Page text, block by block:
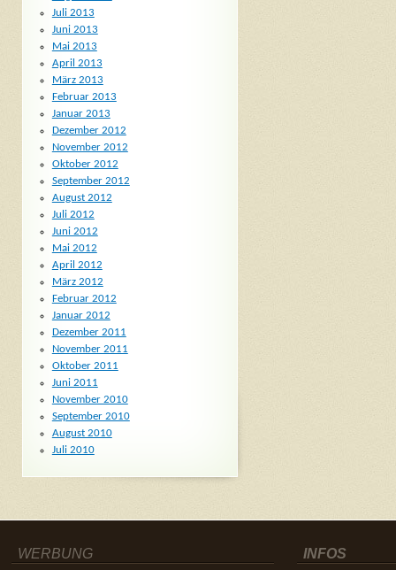
Juli 2013
Juni 2013
Mai 2013
April 2013
März 2013
Februar 2013
Januar 2013
Dezember 2012
November 2012
Oktober 2012
September 2012
August 2012
Juli 2012
Juni 2012
Mai 2012
April 2012
März 2012
Februar 2012
Januar 2012
Dezember 2011
November 2011
Oktober 2011
Juni 2011
November 2010
September 2010
August 2010
Juli 2010
WERBUNG INFOS